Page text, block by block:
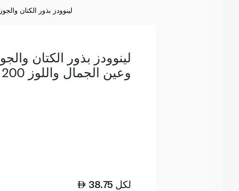
لينوودز بذور الكتان والجوز
لينوودز بذور الكتان
وعين الجمال واللوز 200 غرام
38.75 لكل